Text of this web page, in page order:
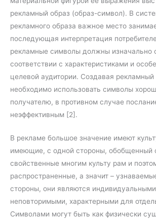
рекламный образ (образ-символ). В
рекламного образа важное место
последующая интерпретация
рекламные символы должны изначально
соответствии с характеристиками и
целевой аудитории. Создавая рекламный
необходимо использовать символы
получателю, в противном случае
неэффективным [2].
В рекламе большое значение имеют
имеющие, с одной стороны, обобщенный
свойственные многим культу рам и
распространенные, а значит –
стороны, они являются
неповторимыми, характерными для
Символами могут быть как физически